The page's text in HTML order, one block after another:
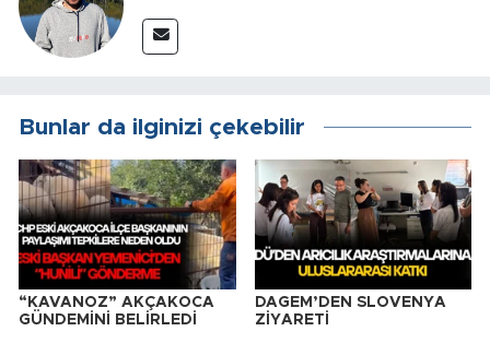
Bunlar da ilginizi çekebilir
“KAVANOZ” AKÇAKOCA
GÜNDEMİNİ BELİRLEDİ
DAGEM’DEN SLOVENYA
ZİYARETİ